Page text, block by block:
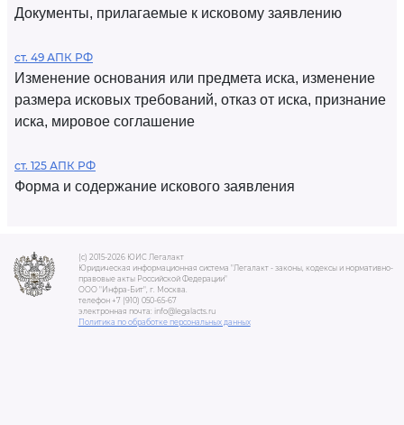
Документы, прилагаемые к исковому заявлению
ст. 49 АПК РФ
Изменение основания или предмета иска, изменение
размера исковых требований, отказ от иска, признание
иска, мировое соглашение
ст. 125 АПК РФ
Форма и содержание искового заявления
(c) 2015-2026 ЮИС Легалакт
Юридическая информационная система "Легалакт - законы, кодексы и нормативно-
правовые акты Российской Федерации"
ООО "Инфра-Бит", г. Москва.
телефон +7 (910) 050-65-67
электронная почта: info@legalacts.ru
Политика по обработке персональных данных